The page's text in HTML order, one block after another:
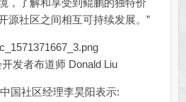
，了解和享受到鲲鹏的独特价
源社区之间相互可持续发展。”
发者布道师 Donald Liu
社区经理李昊阳表示: